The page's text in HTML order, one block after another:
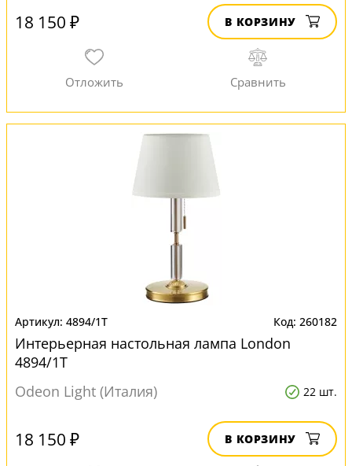
18 150 ₽ В КОРЗИНУ
4894/1T 260182
Интерьерная настольная лампа London
4894/1T
Odeon Light (Италия)
22 шт.
18 150 ₽ В КОРЗИНУ